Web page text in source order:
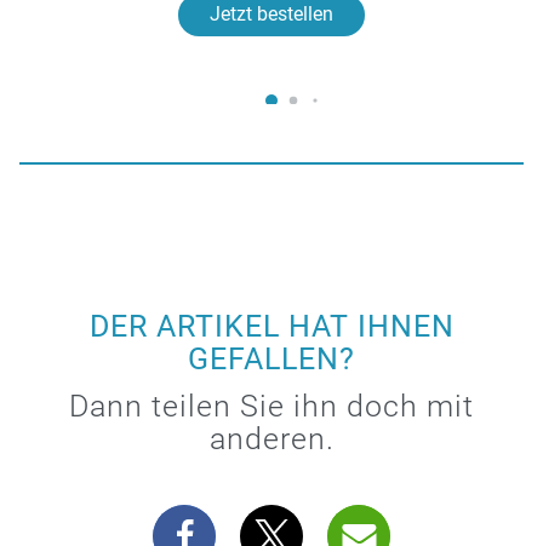
Jetzt bestellen
DER ARTIKEL HAT IHNEN
GEFALLEN?
Dann teilen Sie ihn doch mit
anderen.